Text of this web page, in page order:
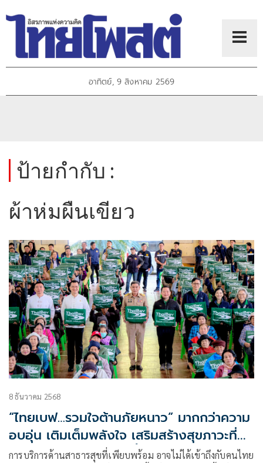
อาทิตย์, 9 สิงหาคม 2569
ป้ายกำกับ :
ผ้าห่มผืนเขียว
8 ธันวาคม 2568
“ไทยเบฟ…รวมใจต้านภัยหนาว” มากกว่าความ
อบอุ่น เติมเต็มพลังใจ เสริมสร้างสุขภาวะที่
ยั่งยืนให้กับประชาชนในพื้นที่ห่างไกล
การบริการด้านสาธารสุขที่เพียบพร้อม อาจไม่ได้เข้าถึงกับคนไทย